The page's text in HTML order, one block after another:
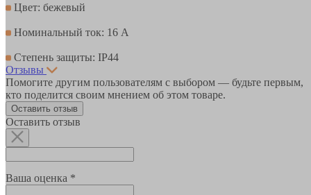
Цвет: бежевый
Номинальный ток: 16 А
Степень защиты: IP44
Отзывы
Помогите другим пользователям с выбором — будьте первым,
кто поделится своим мнением об этом товаре.
Оставить отзыв
Оставить отзыв
Ваша оценка *